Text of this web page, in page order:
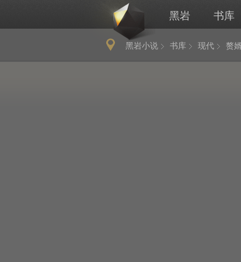
黑岩 书库
黑岩小说 书库 现代 赘